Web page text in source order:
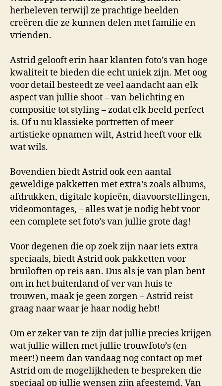
herbeleven terwijl ze prachtige beelden
creëren die ze kunnen delen met familie en
vrienden.
Astrid gelooft erin haar klanten foto’s van hoge
kwaliteit te bieden die echt uniek zijn. Met oog
voor detail besteedt ze veel aandacht aan elk
aspect van jullie shoot – van belichting en
compositie tot styling – zodat elk beeld perfect
is. Of u nu klassieke portretten of meer
artistieke opnamen wilt, Astrid heeft voor elk
wat wils.
Bovendien biedt Astrid ook een aantal
geweldige pakketten met extra’s zoals albums,
afdrukken, digitale kopieën, diavoorstellingen,
videomontages, – alles wat je nodig hebt voor
een complete set foto’s van jullie grote dag!
Voor degenen die op zoek zijn naar iets extra
speciaals, biedt Astrid ook pakketten voor
bruiloften op reis aan. Dus als je van plan bent
om in het buitenland of ver van huis te
trouwen, maak je geen zorgen – Astrid reist
graag naar waar je haar nodig hebt!
Om er zeker van te zijn dat jullie precies krijgen
wat jullie willen met jullie trouwfoto’s (en
meer!) neem dan vandaag nog contact op met
Astrid om de mogelijkheden te bespreken die
speciaal op jullie wensen zijn afgestemd. Van